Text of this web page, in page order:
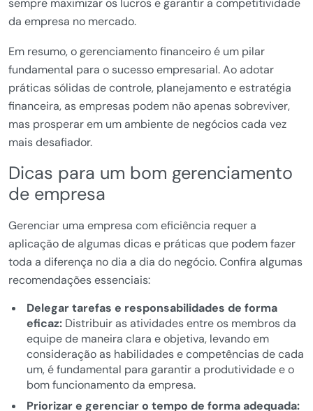
sempre maximizar os lucros e garantir a competitividade
da empresa no mercado.
Em resumo, o gerenciamento financeiro é um pilar
fundamental para o sucesso empresarial. Ao adotar
práticas sólidas de controle, planejamento e estratégia
financeira, as empresas podem não apenas sobreviver,
mas prosperar em um ambiente de negócios cada vez
mais desafiador.
Dicas para um bom gerenciamento
de empresa
Gerenciar uma empresa com eficiência requer a
aplicação de algumas dicas e práticas que podem fazer
toda a diferença no dia a dia do negócio. Confira algumas
recomendações essenciais:
Delegar tarefas e responsabilidades de forma
eficaz:Distribuir as atividades entre os membros da
equipe de maneira clara e objetiva, levando em
consideração as habilidades e competências de cada
um, é fundamental para garantir a produtividade e o
bom funcionamento da empresa.
Priorizar e gerenciar o tempo de forma adequada: